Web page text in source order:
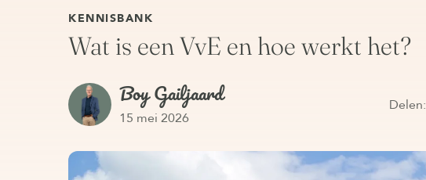
KENNISBANK
Wat is een VvE en hoe werkt het?
Boy Gailjaard
15 mei 2026
Delen: